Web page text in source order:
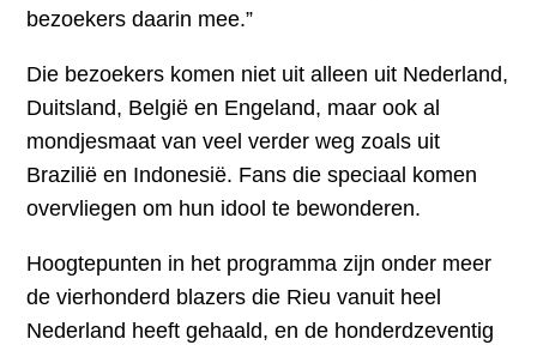
bezoekers daarin mee.”
Die bezoekers komen niet uit alleen uit Nederland,
Duitsland, België en Engeland, maar ook al
mondjesmaat van veel verder weg zoals uit
Brazilië en Indonesië. Fans die speciaal komen
overvliegen om hun idool te bewonderen.
Hoogtepunten in het programma zijn onder meer
de vierhonderd blazers die Rieu vanuit heel
Nederland heeft gehaald, en de honderdzeventig